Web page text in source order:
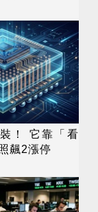
櫃遙測與安
！ 它靠「看
飆2漲停